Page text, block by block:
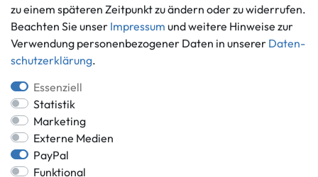
Über uns
Häufig gestellte Fragen
Zahlung und Versand
Batterieentsorgung
*Alle Preise inkl. gesetzlicher MwSt.,
zu einem späteren Zeitpunkt zu ändern oder zu widerrufen.
Beachten Sie unser Impressum und weitere Hinweise zur
Verwendung personenbezogener Daten in unserer Daten­
schutz­erklärung.
Essenziell
Statistik
Marketing
Externe Medien
PayPal
Funktional